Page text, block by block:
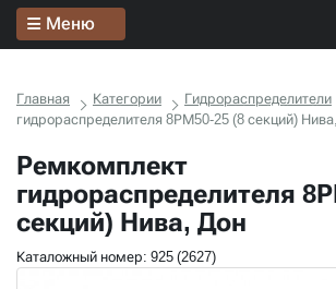
Меню
Главная Категории Гидрораспределители
гидрораспределителя 8РМ50-25 (8 секций)
Ремкомплект
гидрораспределителя
секций) Нива, Дон
Каталожный номер: 925 (2627)